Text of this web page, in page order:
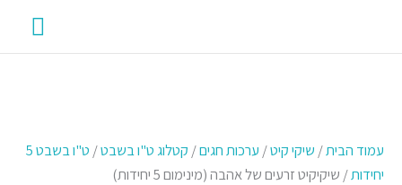
עמוד הבית/ שיקי קיט/ ערכות חגים/ קטלוג ט"ו בשבט/
ט"ו בשבט 5
יחידות/ שיקיקיט זרעים של אהבה (מינימום 5 יחידות)
של
שיקיקיט